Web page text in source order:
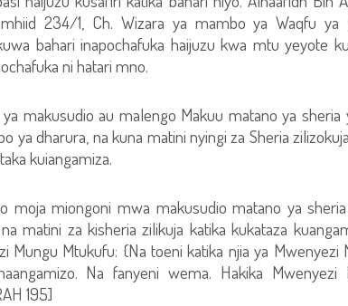
234/1, Ch. Wizara ya mambo ya Waqfu ya
bahari inapochafuka haijuzu kwa mtu yeyote
ni hatari mno.
makusudio au malengo Makuu matano ya sheria
ya dharura, na kuna matini nyingi za Sheria
kuiangamiza.
moja miongoni mwa makusudio matano ya
matini za kisheria zilikuja katika kukataza
Mungu Mtukufu: {Na toeni katika njia ya Mwenyezi
Na fanyeni wema. Hakika Mwenyezi
195]